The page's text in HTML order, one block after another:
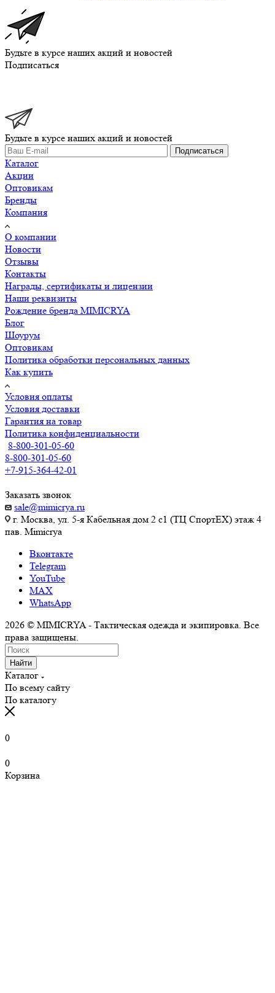
Будьте в курсе наших акций и новостей
Подписаться
Будьте в курсе наших акций и новостей
Подписаться
Каталог
Акции
Оптовикам
Бренды
Компания
О компании
Новости
Отзывы
Контакты
Награды, сертификаты и лицензии
Наши реквизиты
Рождение бренда MIMICRYA
Блог
Шоурум
Оптовикам
Политика обработки персональных данных
Как купить
Условия оплаты
Условия доставки
Гарантия на товар
Политика конфиденциальности
8-800-301-05-60
8-800-301-05-60
+7-915-364-42-01
Заказать звонок
sale@mimicrya.ru
г. Москва, ул. 5-я Кабельная дом 2 с1 (ТЦ СпортEX) этаж 4
пав. Mimicrya
Вконтакте
Telegram
YouTube
MAX
WhatsApp
2026 © MIMICRYA - Тактическая одежда и экипировка. Все
права защищены.
Найти
Каталог
По всему сайту
По каталогу
0
0
Корзина